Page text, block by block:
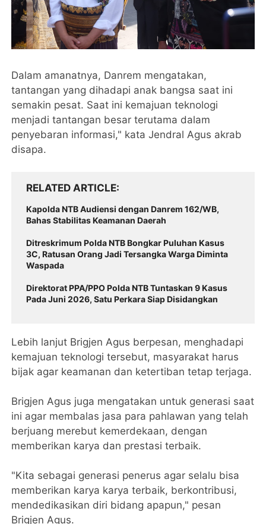
Dalam amanatnya, Danrem mengatakan,
tantangan yang dihadapi anak bangsa saat ini
semakin pesat. Saat ini kemajuan teknologi
menjadi tantangan besar terutama dalam
penyebaran informasi," kata Jendral Agus akrab
disapa.
RELATED ARTICLE
‎Kapolda NTB Audiensi dengan Danrem 162/WB,
Bahas Stabilitas Keamanan Daerah
Ditreskrimum Polda NTB Bongkar Puluhan Kasus
3C, Ratusan Orang Jadi Tersangka Warga Diminta
Waspada
Direktorat PPA/PPO Polda NTB Tuntaskan 9 Kasus
Pada Juni 2026, Satu Perkara Siap Disidangkan ‎
Lebih lanjut Brigjen Agus berpesan, menghadapi
kemajuan teknologi tersebut, masyarakat harus
bijak agar keamanan dan ketertiban tetap terjaga.
Brigjen Agus juga mengatakan untuk generasi saat
ini agar membalas jasa para pahlawan yang telah
berjuang merebut kemerdekaan, dengan
memberikan karya dan prestasi terbaik.
"Kita sebagai generasi penerus agar selalu bisa
memberikan karya karya terbaik, berkontribusi,
mendedikasikan diri bidang apapun," pesan
Brigjen Agus.